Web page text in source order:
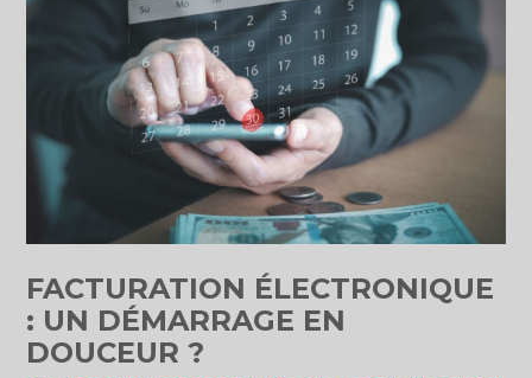
FACTURATION ÉLECTRONIQUE
: UN DÉMARRAGE EN
DOUCEUR ?